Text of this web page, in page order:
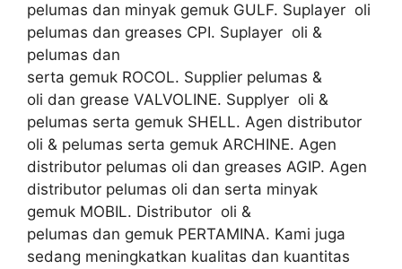
pelumas dan minyak gemuk GULF. Suplayer oli
pelumas dan greases CPI. Suplayer oli &
pelumas dan
serta gemuk ROCOL. Supplier pelumas &
oli dan grease VALVOLINE. Supplyer oli &
pelumas serta gemuk SHELL. Agen distributor
oli & pelumas serta gemuk ARCHINE. Agen
distributor pelumas oli dan greases AGIP. Agen
distributor pelumas oli dan serta minyak
gemuk MOBIL. Distributor oli &
pelumas dan gemuk PERTAMINA. Kami juga
sedang meningkatkan kualitas dan kuantitas